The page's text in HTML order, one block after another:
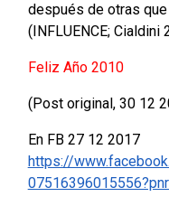
después de otras que
(INFLUENCE;
Feliz Año 2010
(Post original, 30 12
En FB 27 12 2017
https://